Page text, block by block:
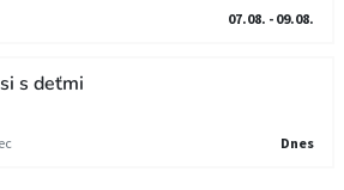
07.08. - 09.08.
s deťmi
Dnes